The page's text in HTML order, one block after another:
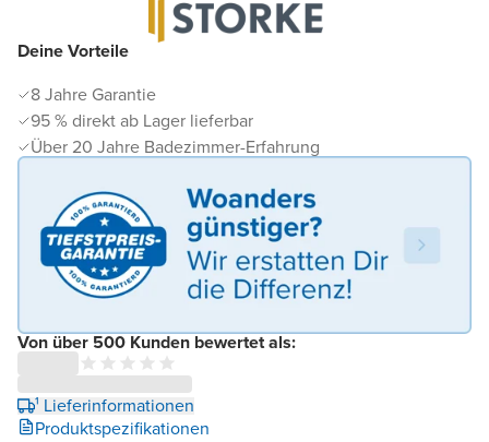
Deine Vorteile
8 Jahre Garantie
95 % direkt ab Lager lieferbar
Über 20 Jahre Badezimmer-Erfahrung
Von über 500 Kunden bewertet als:
¹ Lieferinformationen
Produktspezifikationen